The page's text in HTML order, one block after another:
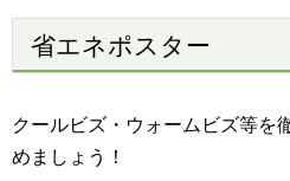
省エネポスター
クールビズ・ウォームビズ等を
めましょう！